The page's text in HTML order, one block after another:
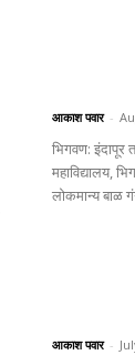
आकाश पवार -
भिगवण: इंदापूर
महाविद्यालय,
लोकमान्य बाळ
आकाश पवार -